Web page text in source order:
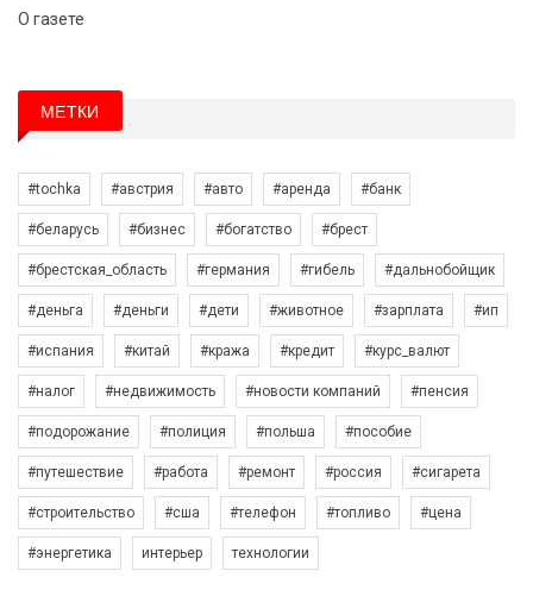
О газете
МЕТКИ
#tochka #австрия #авто #аренда #банк
#беларусь #бизнес #богатство #брест
#брестская_область #германия #гибель #дальнобойщик
#деньга #деньги #дети #животное #зарплата #ип
#испания #китай #кража #кредит #курс_валют
#налог #недвижимость #новости компаний #пенсия
#подорожание #полиция #польша #пособие
#путешествие #работа #ремонт #россия #сигарета
#строительство #сша #телефон #топливо #цена
#энергетика интерьер технологии